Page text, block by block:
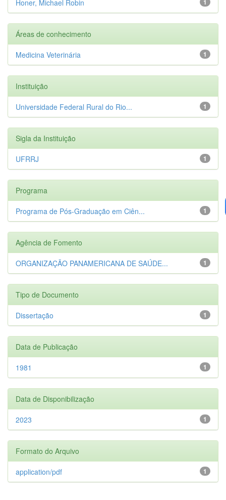
1
Honer, Michael Robin
Áreas de conhecimento
1
Medicina Veterinária
Instituição
1
Universidade Federal Rural do Rio...
Sigla da Instituição
1
UFRRJ
Programa
1
Programa de Pós-Graduação em Ciên...
Agência de Fomento
1
ORGANIZAÇÃO PANAMERICANA DE SAÚDE...
Tipo de Documento
1
Dissertação
Data de Publicação
1
1981
Data de Disponibilização
1
2023
Formato do Arquivo
1
application/pdf